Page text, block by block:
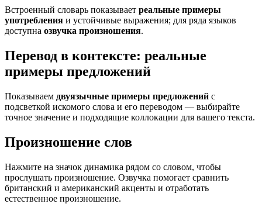
Встроенный словарь показывает реальные примеры
употребления и устойчивые выражения; для ряда языков
доступна озвучка произношения.
Перевод в контексте: реальные
примеры предложений
Показываем двуязычные примеры предложений с
подсветкой искомого слова и его переводом — выбирайте
точное значение и подходящие коллокации для вашего текста.
Произношение слов
Нажмите на значок динамика рядом со словом, чтобы
прослушать произношение. Озвучка помогает сравнить
британский и американский акценты и отработать
естественное произношение.